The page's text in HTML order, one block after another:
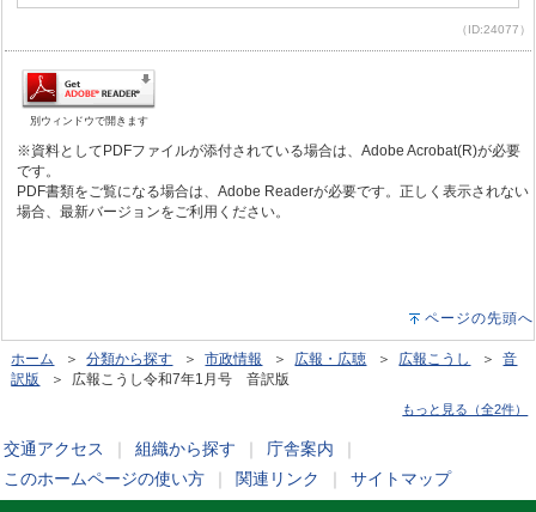
（ID:24077）
別ウィンドウで開きます
※資料としてPDFファイルが添付されている場合は、Adobe Acrobat(R)が必要
です。
PDF書類をご覧になる場合は、Adobe Readerが必要です。正しく表示されない
場合、最新バージョンをご利用ください。
ページの先頭へ
ホーム ＞分類から探す ＞市政情報 ＞ 広報・広聴 ＞ 広報こうし ＞音
訳版
＞ 広報こうし令和7年1月号 音訳版
もっと見る（全2件）
交通アクセス 組織から探す 庁舎案内
このホームページの使い方
関連リンク サイトマップ